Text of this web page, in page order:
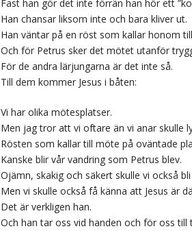
Fast han gör det inte förrän han hör ett
Han chansar liksom inte och bara kliver ut.
Han väntar på en röst som kallar honom
Och för Petrus sker det mötet utanför
För de andra lärjungarna är det inte så.
Till dem kommer Jesus i båten:
Vi har olika mötesplatser.
Men jag tror att vi oftare än vi anar skulle
Rösten som kallar till möte på oväntade
Kanske blir vår vandring som Petrus blev.
Ojämn, skakig och säkert skulle vi också
Men vi skulle också få känna att Jesus är
Det är verkligen han.
Och han tar oss vid handen och för oss till